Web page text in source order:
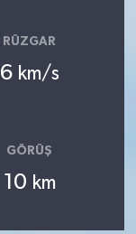
RÜZGAR
6 km/s
GÖRÜŞ
10 km